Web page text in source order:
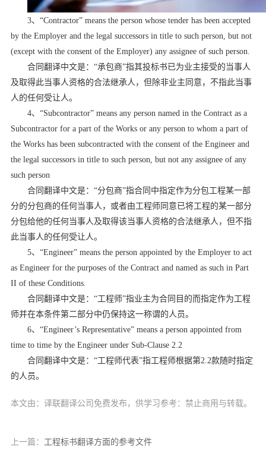
3、 “Contractor” means the person whose tender has been accepted
by the Employer and the legal successors in title to such person, but not
(except with the consent of the Employer) any assignee of such person.
合同翻译中文是：“承包商”指其投标书已为业主接受的当事人
及取得此当事人资格的合法继承人，但除非业主同意，不指此当事
人的任何受让人。
4、 “Subcontractor” means any person named in the Contract as a
Subcontractor for a part of the Works or any person to whom a part of
the Works has been subcontracted with the consent of the Engineer and
the legal successors in title to such person, but not any assignee of any
such person
合同翻译中文是：“分包商”指合同中指定作为分包工程某一部
分的分包商的任何当事人，或者由工程师同意已将工程的某一部分
分包给他的任何当事人及取得该当事人资格的合法继承人，但不指
此当事人的任何受让人。
5、 “Engineer” means the person appointed by the Employer to act
as Engineer for the purposes of the Contract and named as such in Part
II of these Conditions.
合同翻译中文是：“工程师”指业主为合同目的而指定作为工程
师并在本条件第二部分中仍保持这一称谓的人员。
6、 “Engineer’s Representative” means a person appointed from
time to time by the Engineer under Sub-Clause 2.2
合同翻译中文是：“工程师代表”指工程师根据第2.2款随时指定
的人员。
本文由：译联翻译公司免费发布，供学习参考：禁止商用与转载。
上一篇： 工程标书翻译方面的参考文件